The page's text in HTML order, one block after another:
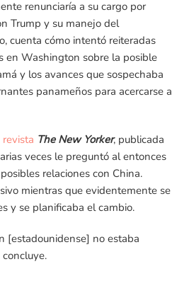
renunciaría a su cargo por
Trump y su manejo del
cuenta cómo intentó reiteradas
en Washington sobre la posible
y los avances que sospechaba
panameños para acercarse a
The New Yorker, publicada
veces le preguntó al entonces
relaciones con China.
mientras que evidentemente se
y se planificaba el cambio.
[estadounidense] no estaba